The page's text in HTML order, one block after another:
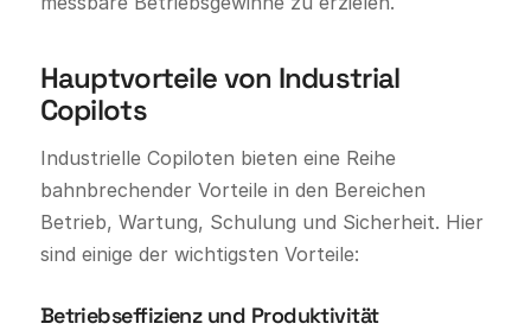
Hauptvorteile von Industrial
Copilots
Industrielle Copiloten bieten eine Reihe
bahnbrechender Vorteile in den Bereichen
Betrieb, Wartung, Schulung und Sicherheit. Hier
sind einige der wichtigsten Vorteile:
Betriebseffizienz und Produktivität